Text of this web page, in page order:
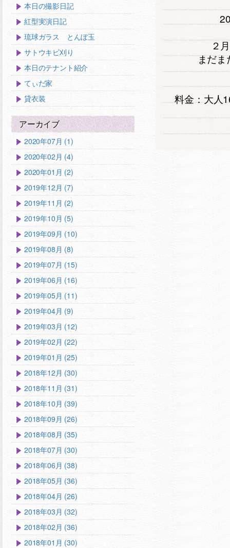
２
まだ
料金：大
本日の撮影日記
紅型実演日記
琉球ガラス とんぼ玉
サトウキビ刈り
本日のテナント紹介
てぃだ家
貸衣装
アーカイブ
2020年07月 (1)
2020年02月 (4)
2020年01月 (2)
2019年12月 (7)
2019年11月 (2)
2019年10月 (5)
2019年09月 (10)
2019年08月 (8)
2019年07月 (15)
2019年06月 (16)
2019年05月 (11)
2019年04月 (9)
2019年03月 (12)
2019年02月 (22)
2019年01月 (25)
2018年12月 (30)
2018年11月 (31)
2018年10月 (39)
2018年09月 (26)
2018年08月 (35)
2018年07月 (30)
2018年06月 (38)
2018年05月 (36)
2018年04月 (26)
2018年03月 (32)
2018年02月 (36)
2018年01月 (30)